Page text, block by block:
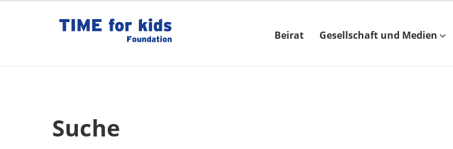
Beirat Gesellschaft und Medien
Suche